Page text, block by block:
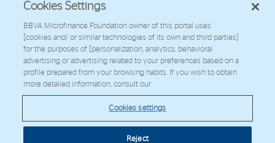
2026 - Fundación Microfinanzas BBVA
Trabaja con nosotros
© Copyright 2026 - FMBBVA.
Cookies Settings
BBVA Microfinance Foundation owner of this portal uses
[cookies and/ or similar technologies of its own and third parties]
for the purposes of [personalization, analytics, behavioral
advertising or advertising related to your preferences based on a
profile prepared from your browsing habits. If you wish to obtain
more detailed information, consult our
Cookies settings
Reject